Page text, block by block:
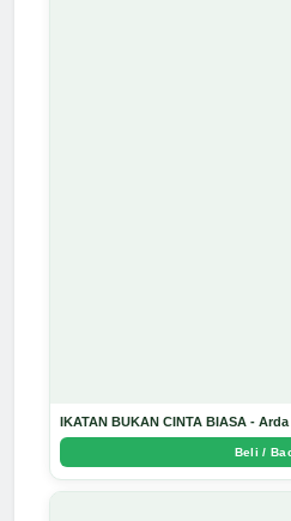
IKATAN BUKAN CINTA BIASA -
Beli /